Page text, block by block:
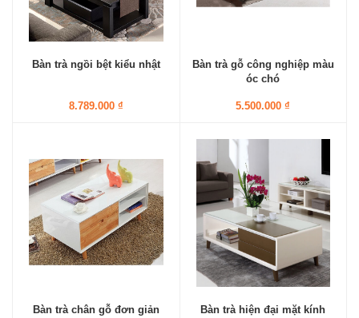
Bàn trà ngồi bệt kiểu nhật
8.789.000 ₫
Bàn trà gỗ công nghiệp màu
óc chó
5.500.000 ₫
Bàn trà chân gỗ đơn giản Bàn trà hiện đại mặt kính